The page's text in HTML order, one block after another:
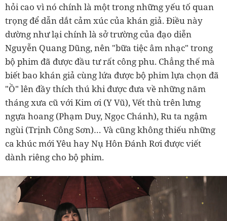
hỏi cao vì nó chính là một trong những yếu tố quan
trọng để dẫn dắt cảm xúc của khán giả. Điều này
dường như lại chính là sở trường của đạo diễn
Nguyễn Quang Dũng, nên "bữa tiệc âm nhạc" trong
bộ phim đã được đầu tư rất công phu. Chẳng thế mà
biết bao khán giả cùng lứa được bộ phim lựa chọn đã
"Ồ" lên đầy thích thú khi được đưa về những năm
tháng xưa cũ với Kim ơi (Y Vũ), Vết thù trên lưng
ngựa hoang (Phạm Duy, Ngọc Chánh), Ru ta ngậm
ngùi (Trịnh Công Sơn)… Và cũng không thiếu những
ca khúc mới Yêu hay Nụ Hôn Đánh Rơi được viết
dành riêng cho bộ phim.